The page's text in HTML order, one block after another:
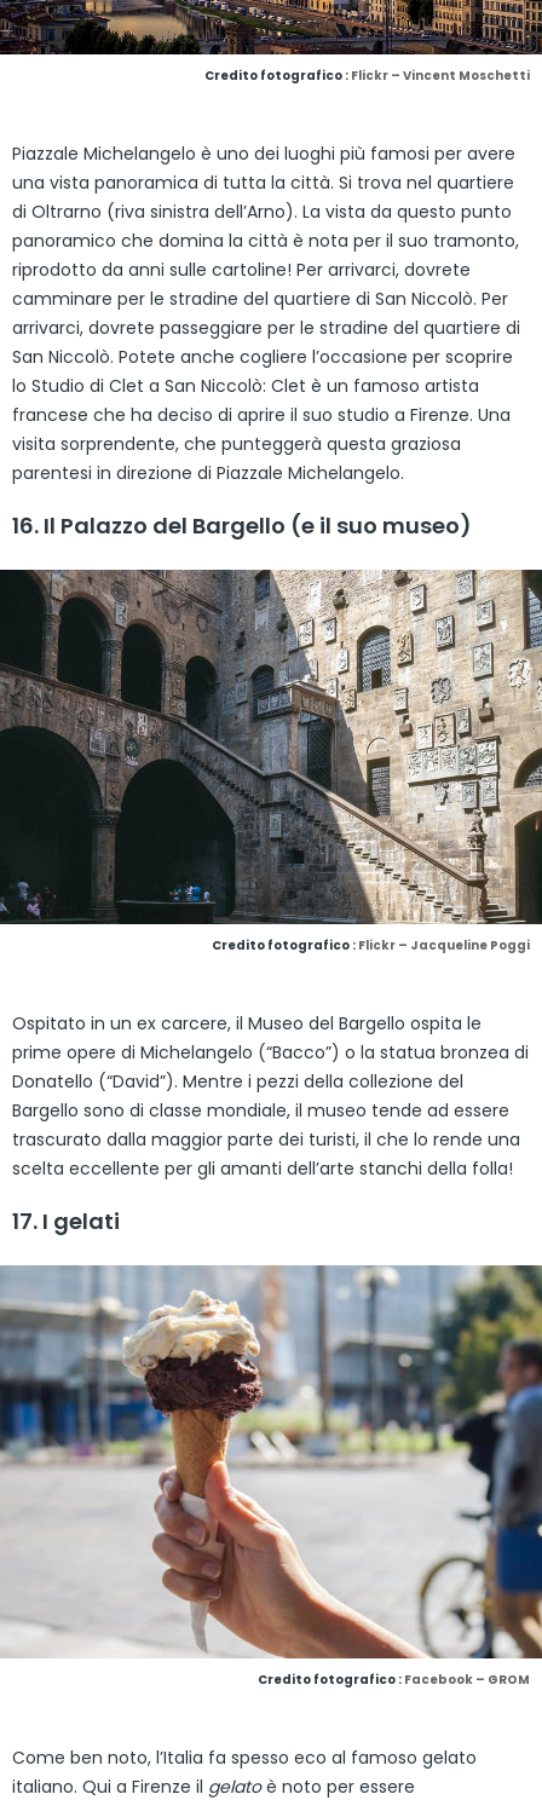
Credito fotografico : Flickr – Vincent Moschetti
Piazzale Michelangelo è uno dei luoghi più famosi per avere
una vista panoramica di tutta la città. Si trova nel quartiere
di Oltrarno (riva sinistra dell’Arno). La vista da questo punto
panoramico che domina la città è nota per il suo tramonto,
riprodotto da anni sulle cartoline! Per arrivarci, dovrete
camminare per le stradine del quartiere di San Niccolò. Per
arrivarci, dovrete passeggiare per le stradine del quartiere di
San Niccolò. Potete anche cogliere l’occasione per scoprire
lo Studio di Clet a San Niccolò: Clet è un famoso artista
francese che ha deciso di aprire il suo studio a Firenze. Una
visita sorprendente, che punteggerà questa graziosa
parentesi in direzione di Piazzale Michelangelo.
16. Il Palazzo del Bargello (e il suo museo)
Credito fotografico : Flickr – Jacqueline Poggi
Ospitato in un ex carcere, il Museo del Bargello ospita le
prime opere di Michelangelo (“Bacco”) o la statua bronzea di
Donatello (“David”). Mentre i pezzi della collezione del
Bargello sono di classe mondiale, il museo tende ad essere
trascurato dalla maggior parte dei turisti, il che lo rende una
scelta eccellente per gli amanti dell’arte stanchi della folla!
17. I gelati
Credito fotografico : Facebook – GROM
Come ben noto, l’Italia fa spesso eco al famoso gelato
italiano. Qui a Firenze il gelatoè noto per essere